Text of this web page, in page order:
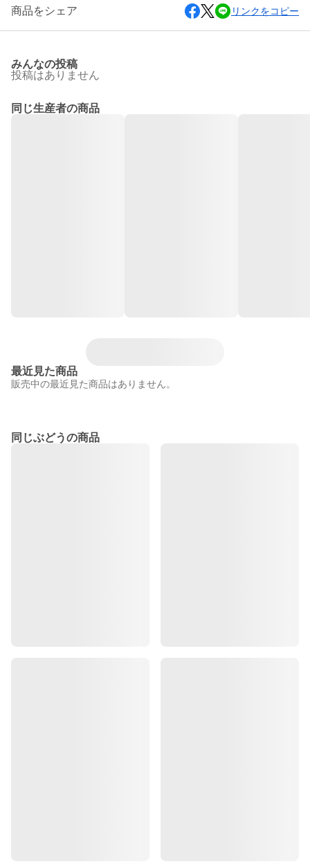
商品をシェア リンクをコピー
みんなの投稿
投稿はありません
同じ生産者の商品
最近見た商品
販売中の最近見た商品はありません。
同じぶどうの商品